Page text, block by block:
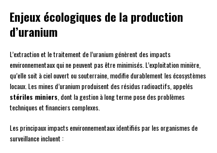
Enjeux écologiques de la production
d’uranium
L’extraction et le traitement de l’uranium génèrent des impacts
environnementaux qui ne peuvent pas être minimisés. L’exploitation minière,
qu’elle soit à ciel ouvert ou souterraine, modifie durablement les écosystèmes
locaux. Les mines d’uranium produisent des résidus radioactifs, appelés
stériles miniers, dont la gestion à long terme pose des problèmes
techniques et financiers complexes.
Les principaux impacts environnementaux identifiés par les organismes de
surveillance incluent :